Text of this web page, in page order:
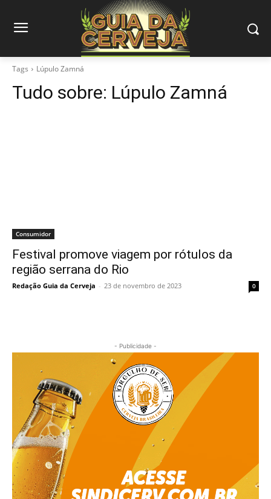
Tags Lúpulo Zamná
Tudo sobre: Lúpulo Zamná
Consumidor
Festival promove viagem por rótulos da
região serrana do Rio
Redação Guia da Cerveja - 23 de novembro de 2023 0
- Publicidade -